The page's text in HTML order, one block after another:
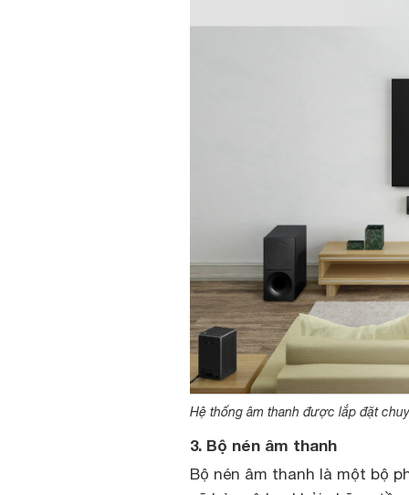
Hệ thống âm thanh được lắp đặt
3. Bộ nén âm thanh
Bộ nén âm thanh là một bộ